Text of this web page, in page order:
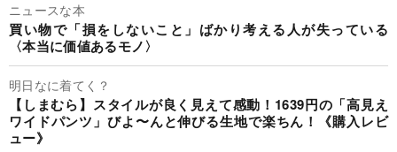
ニュースな本
買い物で「損をしないこと」ばかり考える人が失っている
〈本当に価値あるモノ〉
明日なに着てく？
【しまむら】スタイルが良く見えて感動！1639円の「高見え
ワイドパンツ」びよ〜んと伸びる生地で楽ちん！《購入レビ
ュー》